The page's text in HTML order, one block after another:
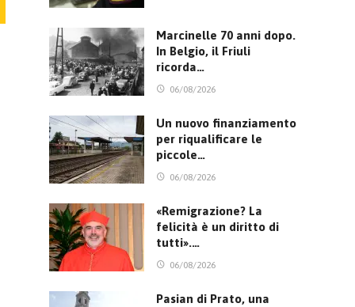
Marcinelle 70 anni dopo.
In Belgio, il Friuli
ricorda…
06/08/2026
Un nuovo finanziamento
per riqualificare le
piccole…
06/08/2026
«Remigrazione? La
felicità è un diritto di
tutti».…
06/08/2026
Pasian di Prato, una